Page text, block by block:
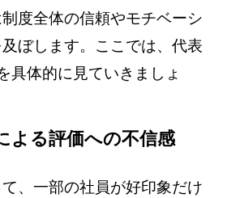
度全体の信頼やモチベーシ
ぼします。ここでは、代表
具体的に見ていきましょ
よる評価への不信感
、一部の社員が好印象だけ